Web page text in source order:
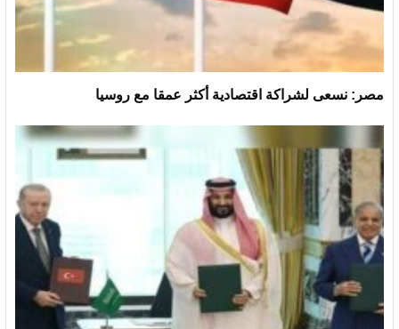
مصر: نسعى لشراكة اقتصادية أكثر عمقا مع روسيا